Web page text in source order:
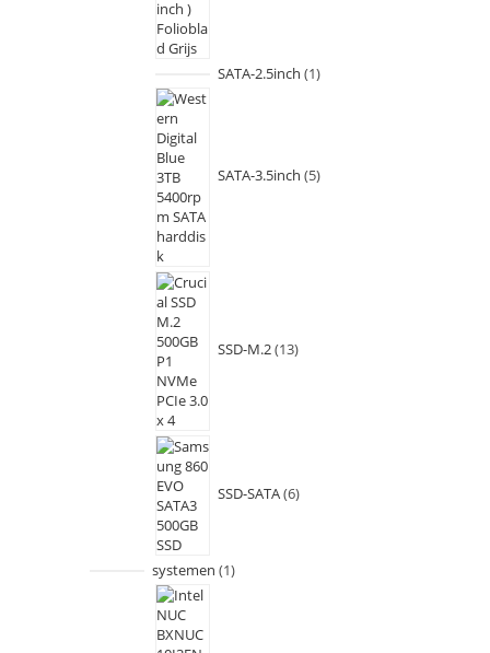
SATA-2.5inch 1
SATA-3.5inch 5
SSD-M.2 13
SSD-SATA 6
systemen 1